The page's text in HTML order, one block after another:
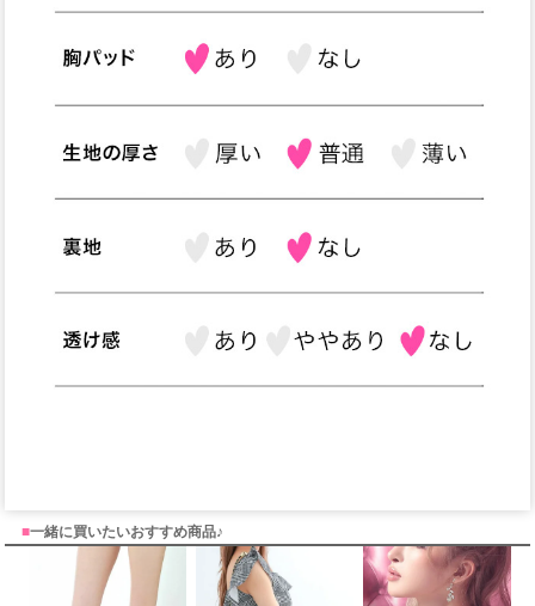
■一緒に買いたいおすすめ商品♪